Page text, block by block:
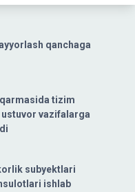
qanchaga
tizim
vazifalarga
subyektlari
ishlab